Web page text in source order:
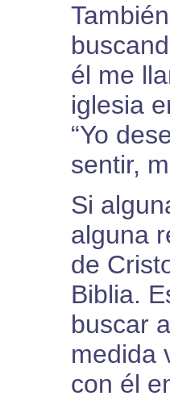
él me
iglesia
“Yo
sentir,
Si
alguna
de
Biblia.
buscar
medida
con él